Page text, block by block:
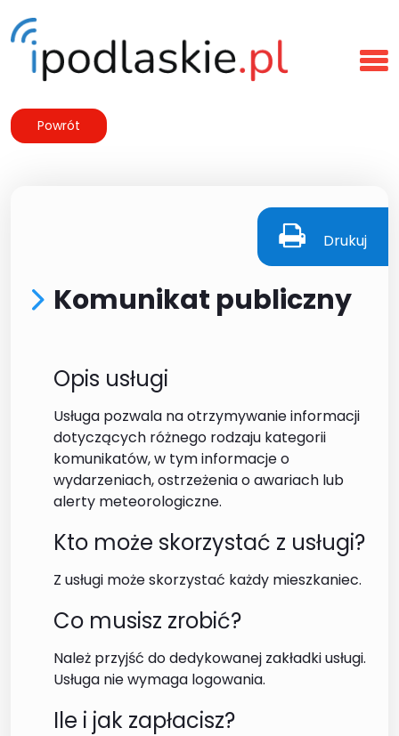
Powrót
Drukuj
Komunikat publiczny
Opis usługi
Usługa pozwala na otrzymywanie informacji
dotyczących różnego rodzaju kategorii
komunikatów, w tym informacje o
wydarzeniach, ostrzeżenia o awariach lub
alerty meteorologiczne.
Kto może skorzystać z usługi?
Z usługi może skorzystać każdy mieszkaniec.
Co musisz zrobić?
Należ przyjść do dedykowanej zakładki usługi.
Usługa nie wymaga logowania.
Ile i jak zapłacisz?